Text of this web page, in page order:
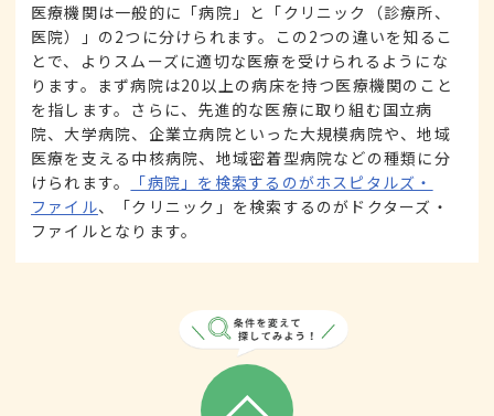
医療機関は一般的に「病院」と「クリニック（診療所、
医院）」の2つに分けられます。この2つの違いを知るこ
とで、よりスムーズに適切な医療を受けられるようにな
ります。まず病院は20以上の病床を持つ医療機関のこと
を指します。さらに、先進的な医療に取り組む国立病
院、大学病院、企業立病院といった大規模病院や、地域
医療を支える中核病院、地域密着型病院などの種類に分
けられます。
「病院」を検索するのがホスピタルズ・
ファイル、「クリニック」を検索するのがドクターズ・
ファイルとなります。